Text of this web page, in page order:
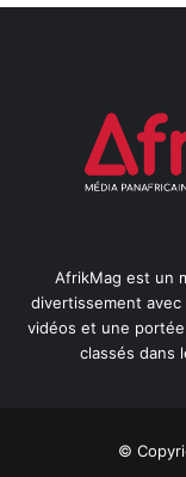
AfrikMag est un
divertissement avec
vidéos et une
classés dans
©